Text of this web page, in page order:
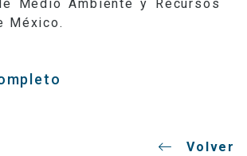
Medio Ambiente y Recursos
México.
Volver